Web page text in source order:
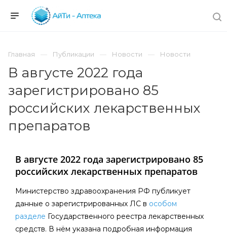
Главная Публикации Новости Новости
В августе 2022 года
зарегистрировано 85
российских лекарственных
препаратов
В августе 2022 года зарегистрировано 85
российских лекарственных препаратов
Министерство здравоохранения РФ публикует
данные о зарегистрированных ЛС в особом
разделе Государственного реестра лекарственных
средств. В нём указана подробная информация